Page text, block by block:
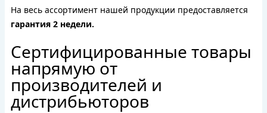
На весь ассортимент нашей продукции предоставляется
гарантия 2 недели.
Сертифицированные товары
напрямую от
производителей и
дистрибьюторов